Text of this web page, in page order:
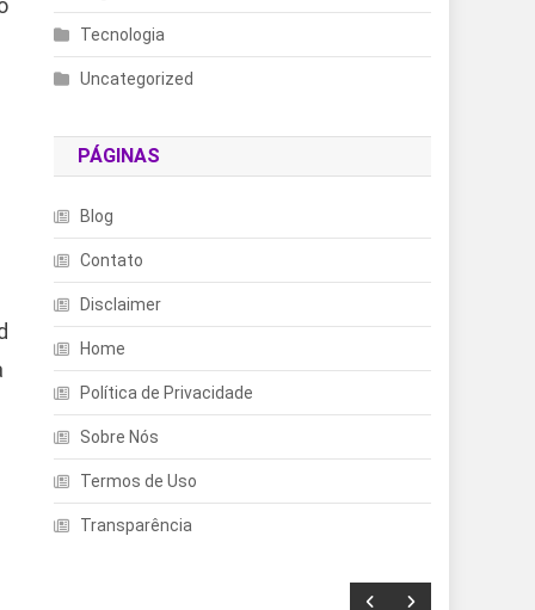
Tecnologia
Uncategorized
PÁGINAS
Blog
Contato
Disclaimer
Home
Política de Privacidade
Sobre Nós
Termos de Uso
Transparência